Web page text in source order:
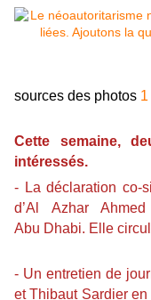
sources des photos
Cette semaine,
intéressés.
- La déclaration co-
d’Al Azhar
Abu Dhabi. Elle
- Un entretien de
et Thibaut Sardier